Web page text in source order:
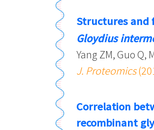
Structures and
Gloydius
Yang ZM, Guo Q,
J. Proteomics
Correlation
recombinant